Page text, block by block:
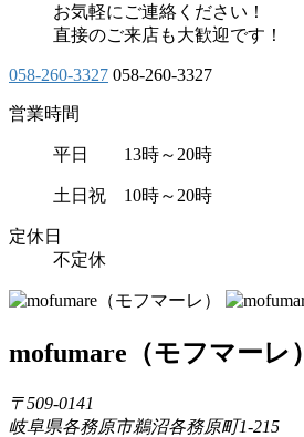
お気軽にご連絡ください！
直接のご来店も大歓迎です！
058-260-3327 058-260-3327
営業時間
平日 13時～20時
土日祝 10時～20時
定休日
不定休
mofumare （モフマーレ）
〒509-0141
岐阜県各務原市鵜沼各務原町1-215